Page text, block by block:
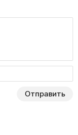
Отправить